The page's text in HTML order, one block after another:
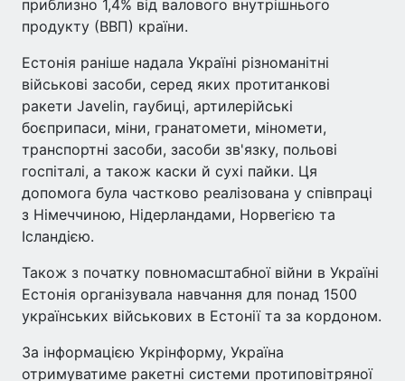
приблизно 1,4% від валового внутрішнього
продукту (ВВП) країни.
Естонія раніше надала Україні різноманітні
військові засоби, серед яких протитанкові
ракети Javelin, гаубиці, артилерійські
боєприпаси, міни, гранатомети, міномети,
транспортні засоби, засоби зв'язку, польові
госпіталі, а також каски й сухі пайки. Ця
допомога була частково реалізована у співпраці
з Німеччиною, Нідерландами, Норвегією та
Ісландією.
Також з початку повномасштабної війни в Україні
Естонія організувала навчання для понад 1500
українських військових в Естонії та за кордоном.
За інформацією Укрінформу, Україна
отримуватиме ракетні системи протиповітряної